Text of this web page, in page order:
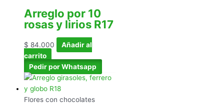
Arreglo por 10
rosas y lirios R17
$ 84.000
Añadir al
carrito
Pedir por Whatsapp
Flores con chocolates